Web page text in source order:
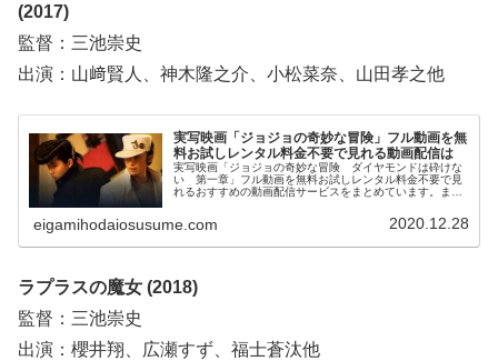
(2017)
監督：三池崇史
出演：山﨑賢人、神木隆之介、小松菜奈、山田孝之他
実写映画「ジョジョの奇妙な冒険」フル動画を無
料お試しレンタル料金不要で見れる動画配信は
実写映画「ジョジョの奇妙な冒険 ダイヤモンドは砕けな
い 第一章」フル動画を無料お試しレンタル料金不要で見
れるおすすめの動画配信サービスをまとめています。また
い 第一章」の作品情報やあらすじ、感想についてもお伝
えしていますので、動画配信サービス選びや映画本編を見
eigamihodaiosusume.com 2020.12.28
ラプラスの魔女 (2018)
監督：三池崇史
出演：櫻井翔、広瀬すず、福士蒼汰他